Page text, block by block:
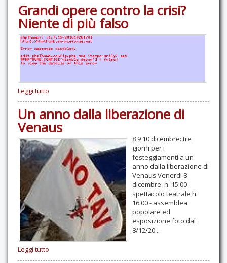
Grandi opere contro la crisi?
Niente di più falso
Leggi tutto
Un anno dalla liberazione di
Venaus
8 9 10 dicembre: tre
giorni per i
festeggiamenti a un
anno dalla liberazione di
Venaus Venerdì 8
dicembre: h. 15:00 -
spettacolo teatrale h.
16:00 - assemblea
popolare ed
esposizione foto dal
8/12/20...
Leggi tutto